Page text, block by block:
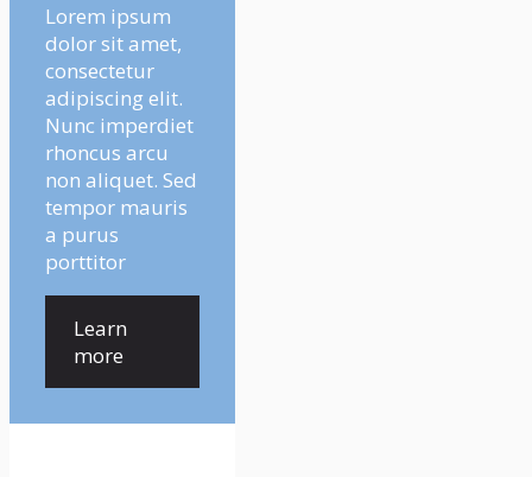
Lorem ipsum
dolor sit amet,
consectetur
adipiscing elit.
Nunc imperdiet
rhoncus arcu
non aliquet. Sed
tempor mauris
a purus
porttitor
Learn
more